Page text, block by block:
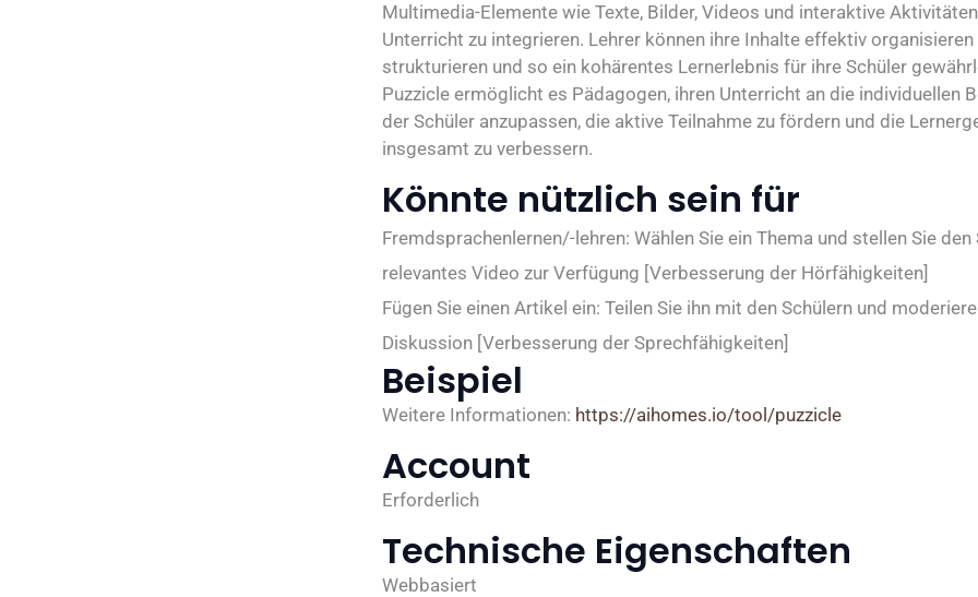
Multimedia-Elemente wie Texte, Bilder, Videos und interaktive
Unterricht zu integrieren. Lehrer können ihre Inhalte effektiv organisieren
strukturieren und so ein kohärentes Lernerlebnis für ihre Schüler
Puzzicle ermöglicht es Pädagogen, ihren Unterricht an die individuellen
der Schüler anzupassen, die aktive Teilnahme zu fördern und die
insgesamt zu verbessern.
Könnte nützlich sein für
Fremdsprachenlernen/-lehren: Wählen Sie ein Thema und stellen Sie den
relevantes Video zur Verfügung [Verbesserung der Hörfähigkeiten]
Fügen Sie einen Artikel ein: Teilen Sie ihn mit den Schülern und
Diskussion [Verbesserung der Sprechfähigkeiten]
Beispiel
Weitere Informationen: https://aihomes.io/tool/puzzicle
Account
Erforderlich
Technische Eigenschaften
Webbasiert